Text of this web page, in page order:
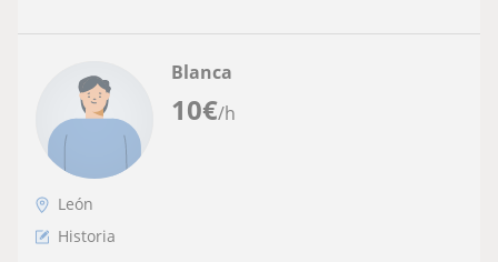
10€/h
Blanca
León
Historia